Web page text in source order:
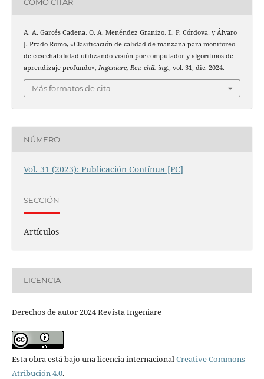
CÓMO CITAR
A. A. Garcés Cadena, O. A. Menéndez Granizo, E. P. Córdova, y Álvaro
J. Prado Romo, «Clasificación de calidad de manzana para monitoreo
de cosechabilidad utilizando visión por computador y algoritmos de
aprendizaje profundo», Ingeniare, Rev. chil. ing., vol. 31, dic. 2024.
Más formatos de cita
NÚMERO
Vol. 31 (2023): Publicación Contínua [PC]
SECCIÓN
Artículos
LICENCIA
Derechos de autor 2024 Revista Ingeniare
Esta obra está bajo una licencia internacional Creative Commons
Atribución 4.0.